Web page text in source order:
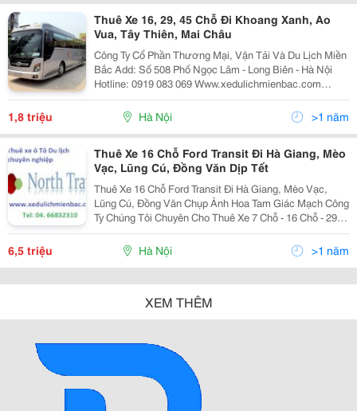
Thuê Xe 16, 29, 45 Chỗ Đi Khoang Xanh, Ao
Vua, Tây Thiên, Mai Châu
Công Ty Cổ Phần Thương Mại, Vận Tải Và Du Lịch Miền
Bắc Add: Số 508 Phố Ngọc Lâm - Long Biên - Hà Nội
Hotline: 0919 083 069 Www.xedulichmienbac.com
Yahoo: Luongtrans, Skype: Xedulich_Pro Email:
Xedulichmienbac@Gm
1,8 triệu Hà Nội >1 năm
Thuê Xe 16 Chỗ Ford Transit Đi Hà Giang, Mèo
Vạc, Lũng Cú, Đồng Văn Dịp Tết
Thuê Xe 16 Chỗ Ford Transit Đi Hà Giang, Mèo Vạc,
Lũng Cú, Đồng Văn Chụp Ảnh Hoa Tam Giác Mạch Công
Ty Chúng Tôi Chuyên Cho Thuê Xe 7 Chỗ - 16 Chỗ - 29
Chỗ - 35 Chỗ - 45 Chỗ Đời Mới, Lái Xe Chuyên Nghiệp
Chắc Chắn Sẽ Đáp Ứng Mọi Nhu Cầu Thuê Xe Củ
6,5 triệu Hà Nội >1 năm
XEM THÊM